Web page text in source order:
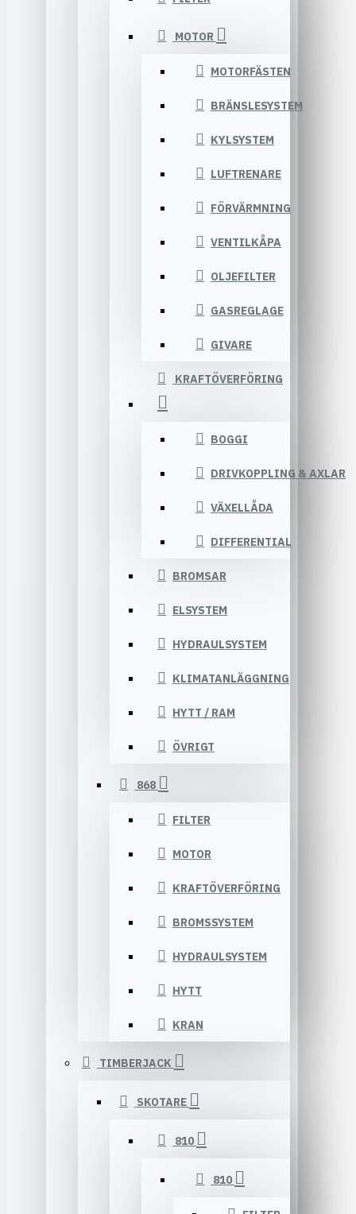
MOTOR
MOTORFÄSTEN
BRÄNSLESYSTEM
KYLSYSTEM
LUFTRENARE
FÖRVÄRMNING
VENTILKÅPA
OLJEFILTER
GASREGLAGE
GIVARE
KRAFTÖVERFÖRING
BOGGI
DRIVKOPPLING & AXLAR
VÄXELLÅDA
DIFFERENTIAL
BROMSAR
ELSYSTEM
HYDRAULSYSTEM
KLIMATANLÄGGNING
HYTT / RAM
ÖVRIGT
868
FILTER
MOTOR
KRAFTÖVERFÖRING
BROMSSYSTEM
HYDRAULSYSTEM
HYTT
KRAN
TIMBERJACK
SKOTARE
810
810